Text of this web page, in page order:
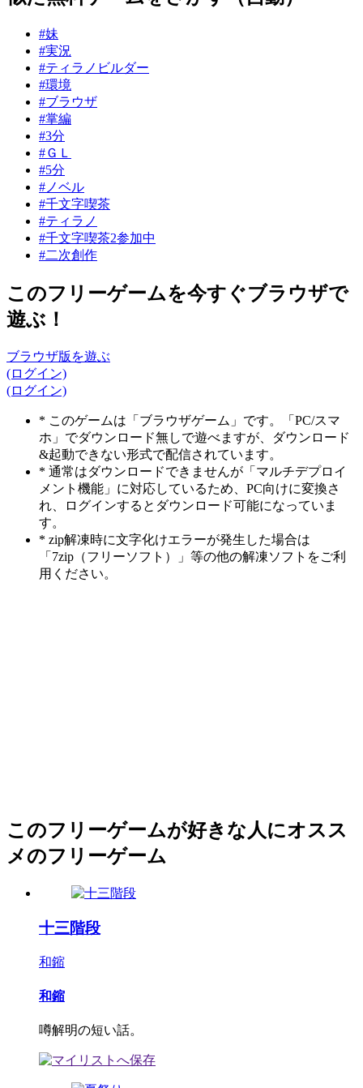
#妹
#実況
#ティラノビルダー
#環境
#ブラウザ
#掌編
#3分
#ＧＬ
#5分
#ノベル
#千文字喫茶
#ティラノ
#千文字喫茶2参加中
#二次創作
このフリーゲームを今すぐブラウザで
遊ぶ！
ブラウザ版を遊ぶ
(ログイン)
(ログイン)
* このゲームは「ブラウザゲーム」です。「PC/スマ
ホ」でダウンロード無しで遊べますが、ダウンロード
&起動できない形式で配信されています。
* 通常はダウンロードできませんが「マルチデプロイ
メント機能」に対応しているため、PC向けに変換さ
れ、ログインするとダウンロード可能になっていま
す。
* zip解凍時に文字化けエラーが発生した場合は
「7zip（フリーソフト）」等の他の解凍ソフトをご利
用ください。
このフリーゲームが好きな人にオスス
メのフリーゲーム
十三階段
和鏥
和鏥
噂解明の短い話。